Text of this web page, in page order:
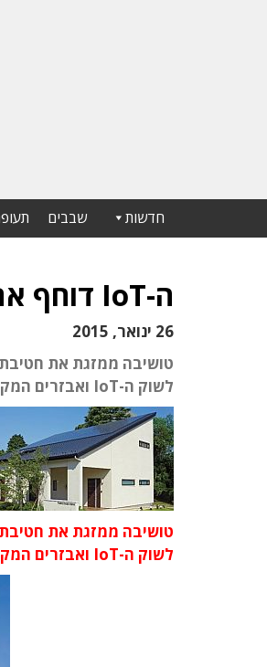
חדשות שבבים
ה-IoT דוחף את טושיבה לבצע ארגון מחדש
26 ינואר, 2015
טושיבה ממזגת את
לשוק ה-IoT ואבזרים המקושרים
טושיבה ממזגת את
לשוק ה-IoT ואבזרים המקושרים